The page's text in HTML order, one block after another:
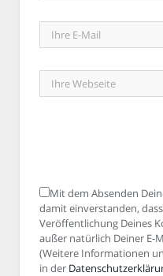
Mit dem Absenden
damit einverstanden,
Veröffentlichung Deines
außer natürlich Deiner E-
(Weitere Informationen
in der